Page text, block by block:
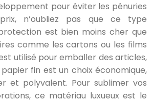
pour éviter les pénuries
n’oubliez pas que ce type
est bien moins cher que
comme les cartons ou les films
est utilisé pour emballer des articles,
fin est un choix économique,
et polyvalent. Pour sublimer vos
ce matériau luxueux est le